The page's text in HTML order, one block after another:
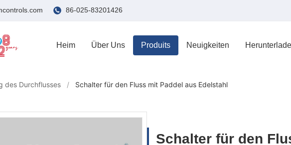
86-025-83201426
Heim Über Uns Produits Neuigkeiten
des Durchflusses / Schalter für den Fluss mit Paddel aus Edelstahl
Schalter für den